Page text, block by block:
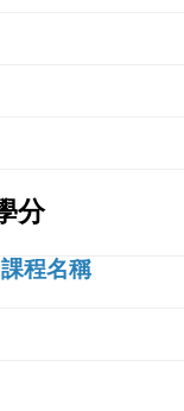
分
課程名稱